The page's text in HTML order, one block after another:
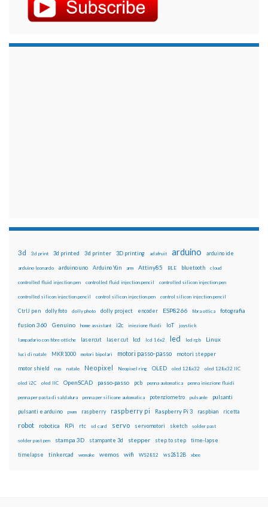
3d 3d print 3d printed 3d printer 3D printing adafruit arduino arduino ide
arduino leonardo arduino uno Arduino Yún arm Attiny85 BLE bluetooth cloud
controlled fluid injection pen controlled fluid injection pencil controlled silicon injection pen
controlled silicon injection pencil control silicon injection pen control silicon injection pencil
CtrlJ pen dolly foto dolly photo dolly project encoder ESP8266 fibra ottica fotografia
fusion 360 Genuino home assistant i2c iniezione fluidi IoT joystick
lampadario con fibre ottiche lasercut laser cut lcd lcd 16x2 led led rgb Linux
luci di natale MKR1000 motori bipolari motori passo-passo motori stepper
motor shield nas natale Neopixel Neopixel ring OLED oled 128x32 oled 128x32 IIC
oled i2C oled IIC OpenSCAD passo-passo pcb penna automatica penna iniezione fluidi
penna per pasta di saldatura penna per silicone automatica potenziometro pulsante pulsanti
pulsanti e arduino pwm raspberry raspberry pi Raspberry Pi 3 raspbian ricetta
robot robotica RPi rtc sd card servo servomotori sketch solder past
solder past pen stampa 3D stampante 3d stepper step to step time-lapse
timelapse tinkercad wemake wemos wifi WS2812 ws2812B xbee